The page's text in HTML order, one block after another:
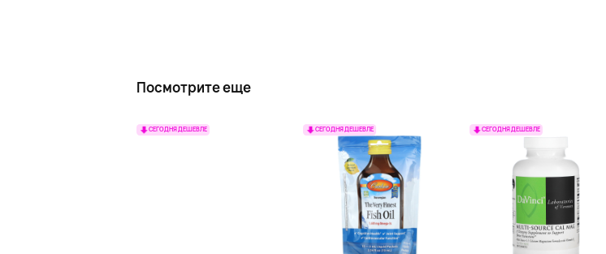
Посмотрите еще
СЕГОДНЯ ДЕШЕВЛЕ СЕГОДНЯ ДЕШЕВЛЕ СЕГОДНЯ ДЕШЕВЛЕ